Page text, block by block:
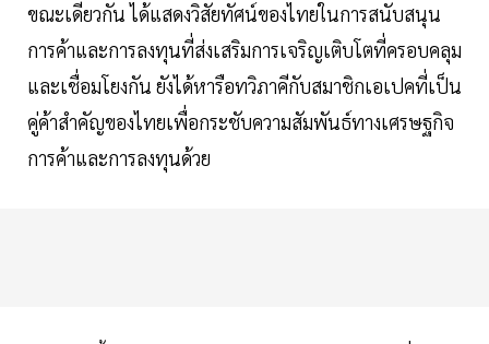
ขณะเดียวกัน ได้แสดงวิสัยทัศน์ของไทยในการสนับสนุน
การค้าและการลงทุนที่ส่งเสริมการเจริญเติบโตที่ครอบคลุม
และเชื่อมโยงกัน ยังได้หารือทวิภาคีกับสมาชิกเอเปคที่เป็น
คู่ค้าสำคัญของไทยเพื่อกระชับความสัมพันธ์ทางเศรษฐกิจ
การค้าและการลงทุนด้วย